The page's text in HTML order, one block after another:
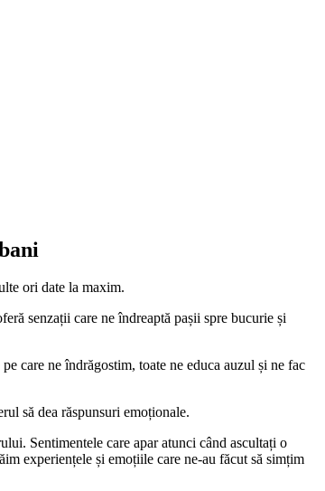
ori date la maxim.
senzații care ne îndreaptă pașii spre bucurie și
care ne îndrăgostim, toate ne educa auzul și ne fac
să dea răspunsuri emoționale.
Sentimentele care apar atunci când ascultați o
experiențele și emoțiile care ne-au făcut să simțim